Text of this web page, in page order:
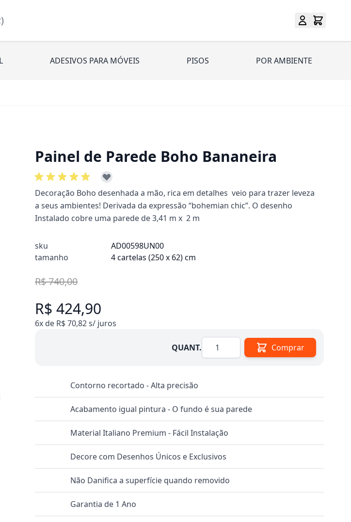
ADESIVOS PARA MÓVEIS PISOS POR AMBIENTE
Painel de Parede Boho Bananeira
Decoração Boho desenhada a mão, rica em detalhes veio para trazer leveza
a seus ambientes! Derivada da expressão “bohemian chic”. O desenho
Instalado cobre uma parede de 3,41 m x 2 m
sku
AD00598UN00
tamanho
4 cartelas (250 x 62) cm
R$ 740,00
R$ 424,90
6x de R$ 70,82 s/ juros
QUANT.Quantidade Comprar
Contorno recortado - Alta precisão
Acabamento igual pintura - O fundo é sua parede
Material Italiano Premium - Fácil Instalação
Decore com Desenhos Únicos e Exclusivos
Não Danifica a superfície quando removido
Garantia de 1 Ano